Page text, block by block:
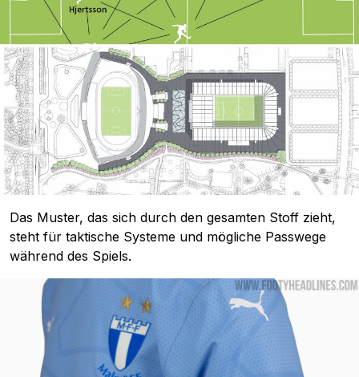
Das Muster, das sich durch den gesamten Stoff zieht,
steht für taktische Systeme und mögliche Passwege
während des Spiels.